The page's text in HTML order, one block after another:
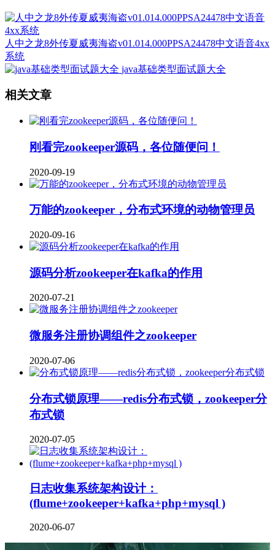
人中之龙8外传夏威夷海盗v01.014.000PPSA24478中文语音4xx
系统
java基础类型面试题大全
相关文章
刚看完zookeeper源码，各位随便问！
2020-09-19
万能的zookeeper，分布式环境的动物管理员
2020-09-16
源码分析zookeeper在kafka的作用
2020-07-21
微服务注册协调组件之zookeeper
2020-07-06
分布式锁原理——redis分布式锁，zookeeper分
布式锁
2020-07-05
日志收集系统架构设计：
(flume+zookeeper+kafka+php+mysql )
2020-06-07